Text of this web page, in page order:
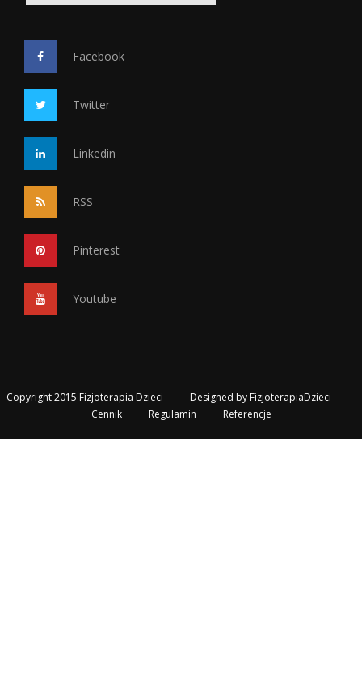
Facebook
Twitter
Linkedin
RSS
Pinterest
Youtube
Copyright 2015 Fizjoterapia Dzieci Designed by FizjoterapiaDzieci
Cennik
Regulamin Referencje